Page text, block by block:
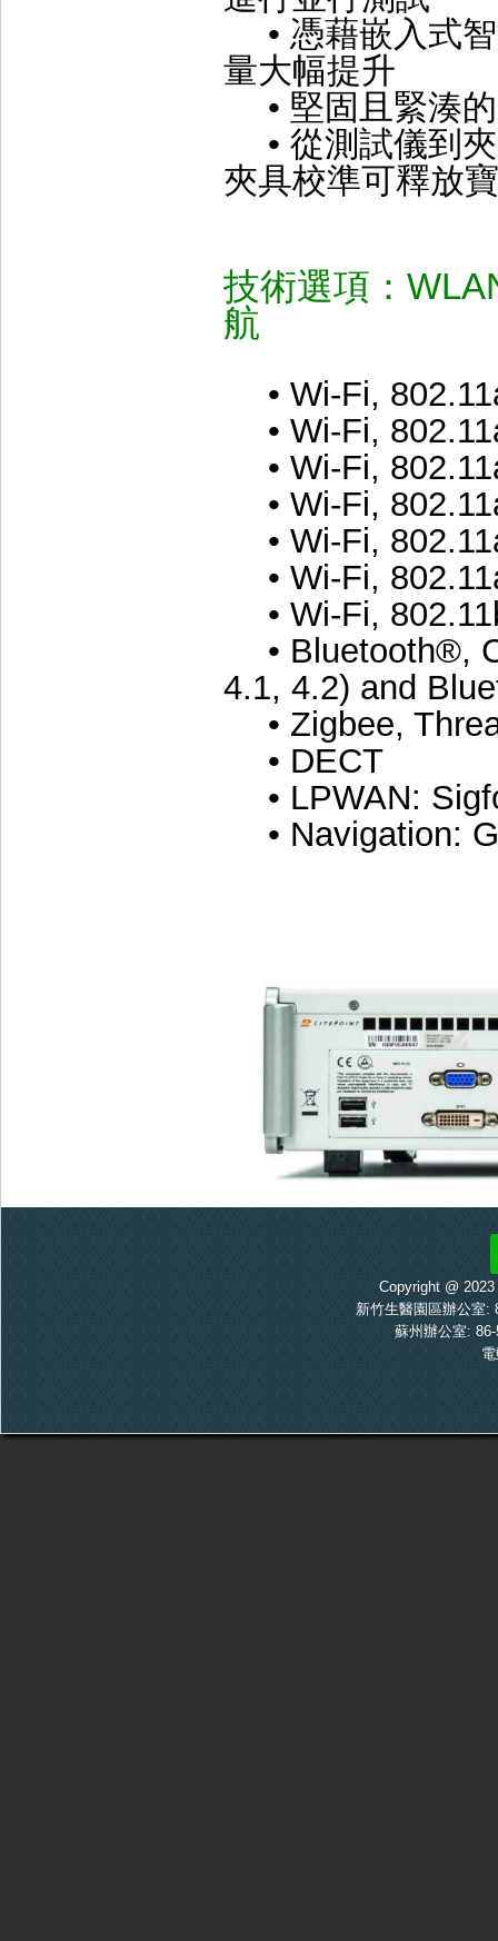
• 憑藉嵌入式智
量大幅提升
• 堅固且緊湊的
• 從測試儀到夾
夾具校準可釋放
技術選項：
航
• Wi-Fi,
• Wi-Fi,
• Wi-Fi,
• Wi-Fi,
• Wi-Fi,
• Wi-Fi,
• Wi-Fi,
• Bluetooth®,
4.1, 4.2) and
• Zigbee,
• DECT
• LPWAN:
• Navigation:
Copyright @
新竹生醫園區辦公室:
蘇州辦公室: